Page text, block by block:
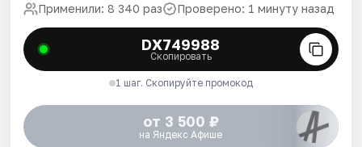
Применили: 8 340 раз Проверено: 1 минуту назад
DX749988
Скопировать
1 шаг. Скопируйте промокод
от 3 500 ₽
на Яндекс Афише